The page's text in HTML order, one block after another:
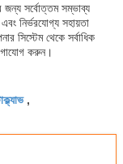
জন্য সর্বোত্তম সম্ভাব্য
নির্ভরযোগ্য সহায়তা
সিস্টেম থেকে সর্বাধিক
করুন।
,